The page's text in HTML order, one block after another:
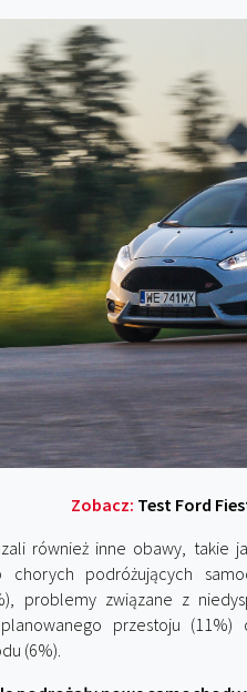
Zobacz: Test Ford
również inne obawy, takie
podróżujących
problemy związane z
przestoju
(6%).